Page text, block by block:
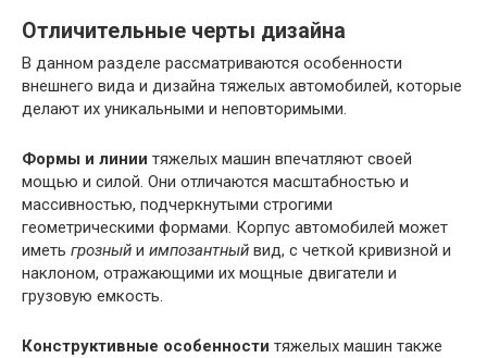
Отличительные черты дизайна
В данном разделе рассматриваются особенности
внешнего вида и дизайна тяжелых автомобилей, которые
делают их уникальными и неповторимыми.
Формы и линии тяжелых машин впечатляют своей
мощью и силой. Они отличаются масштабностью и
массивностью, подчеркнутыми строгими
геометрическими формами. Корпус автомобилей может
иметь грозный и импозантный вид, с четкой кривизной и
наклоном, отражающими их мощные двигатели и
грузовую емкость.
Конструктивные особенности тяжелых машин также